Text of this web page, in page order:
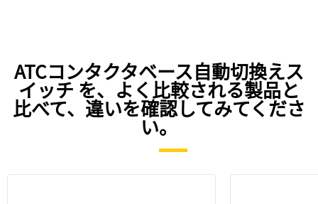
ATCコンタクタベース自動切換えス
イッチ を、よく比較される製品と
比べて、違いを確認してみてくださ
い。